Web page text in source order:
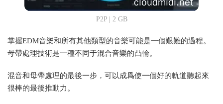
P2P | 2 GB
掌握EDM音樂和所有其他類型的音樂可能是一個艱難的過程。
母帶處理技術是一種不同于混合音樂的凸輪。
混音和母帶處理的最後一步，可以成爲使一個好的軌道聽起來
很棒的最後推動力。